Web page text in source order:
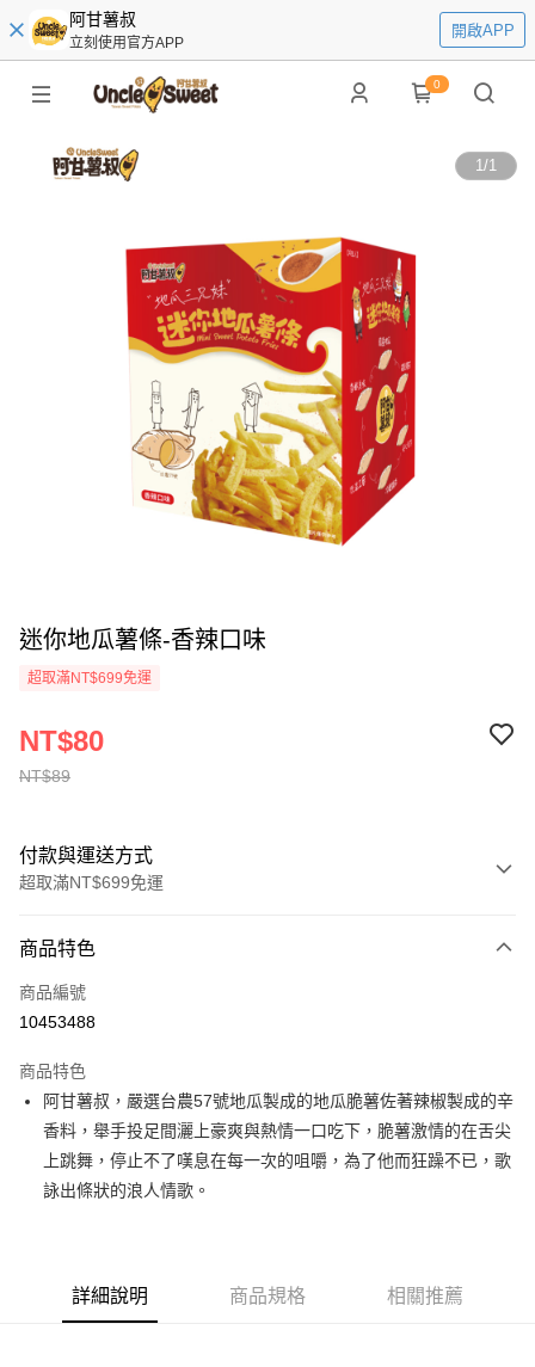
阿甘薯叔
立刻使用官方APP
開啟APP
0
1/1
迷你地瓜薯條-香辣口味
超取滿NT$699免運
NT$89
NT$80
付款與運送方式
超取滿NT$699免運
信用卡一次付款
超商取貨付款
Apple Pay
街口支付
悠遊付
運送方式
全家取貨付款
商品特色
商品編號
10453488
商品特色
阿甘薯叔，嚴選台農57號地瓜製成的地瓜脆薯佐著辣椒製成的辛
香料，舉手投足間灑上豪爽與熱情一口吃下，脆薯激情的在舌尖
上跳舞，停止不了嘆息在每一次的咀嚼，為了他而狂躁不已，歌
詠出條狀的浪人情歌。
詳細說明 商品規格 相關推薦